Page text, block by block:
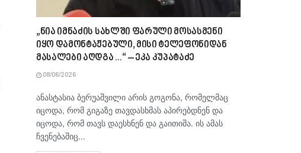
„ნია იმნაძის სახლში ფარული მოსასმენი
იყო დამონტაჟებული, მისი ტელეფონიდან
მასალები აღდგა…“ – ეკა კუპატაძე
08/06/2026
ანასტასია ბერუაშვილი არის გოგონა, რომელმაც
იცოდა, რომ გიგაზე თავდასხმას აპირებდნენ და
იცოდა, რომ თავს დაესხნენ და გაითიშა. ის ამას
ჩვენებაშიც...